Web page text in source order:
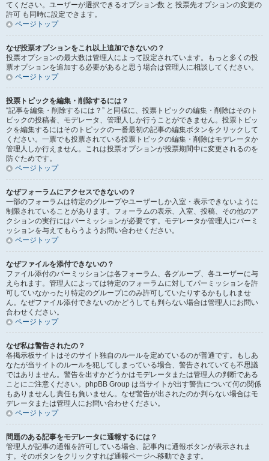
てください。ユーザーが選択できるオプション数 と 投票先オプションの変更の
許可 も同時に設定できます。
ページトップ
なぜ投票オプションをこれ以上追加できないの？
投票オプションの最大数は管理人によって設定されています。もっと多くの投
票オプションを追加する必要があると思う場合は管理人に相談してください。
ページトップ
投票トピックを編集・削除するには？
“記事を編集・削除するには？” と同様に、投票トピックの編集・削除はそのト
ピックの投稿者、モデレータ、管理人しか行うことができません。投票トピッ
クを編集するにはそのトピックの一番最初の記事の編集ボタンをクリックして
ください。一票でも投票されている投票トピックの編集・削除はモデレータか
管理人しか行えません。これは投票オプションが投票期間中に変更されるのを
防ぐためです。
ページトップ
なぜフォーラムにアクセスできないの？
一部のフォーラムは特定のグループやユーザーしか入室・表示できないように
制限されていることがあります。フォーラムの表示、入室、投稿、その他のア
クションの実行にはパーミッションが必要です。モデレータか管理人にパーミ
ッションを与えてもらうようお問い合わせください。
ページトップ
なぜファイルを添付できないの？
ファイル添付のパーミッションは各フォーラム、各グループ、各ユーザーに与
えられます。管理人によっては特定のフォーラムに対してパーミッションを許
可していなかったり特定のグループにのみ許可していたりするかもしれませ
ん。なぜファイル添付できないのかどうしても判らない場合は管理人にお問い
合わせください。
ページトップ
なぜ私は警告されたの？
各掲示板サイトはそのサイト独自のルールを定めているのが普通です。もしあ
なたが当サイトのルールを犯してしまっている場合、警告されていても不思議
ではありません。警告を出すかどうかはモデレータまたは管理人の判断である
ことにご注意ください。phpBB Group は当サイトが出す警告について何の関係
もありませんし責任も負いません。なぜ警告が出されたのか判らない場合はモ
デレータまたは管理人にお問い合わせください。
ページトップ
問題のある記事をモデレータに通報するには？
管理人が記事の通報を許可している場合、記事内に通報ボタンが表示されま
す。そのボタンをクリックすれば通報ページへ移動できます。